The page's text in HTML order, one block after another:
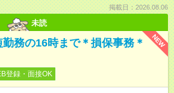
掲載日：2026.08.06
未読
NEW
務の16時まで＊損保事務＊
登録・面接OK